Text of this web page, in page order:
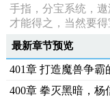
手指，分宝系统，
才能得之，当然要
最新章节预览
401章 打造魔兽争霸
400章 拳灭黑暗，杨